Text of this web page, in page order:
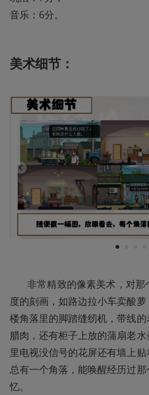
音乐：6分。
美术细节：
1
       非常精致的像素美术，对那个年代的物件进行了高还原
度的刻画，如路边拉小车卖酸
楼角落里的脚踏缝纫机，带线
腊肉，还有柜子上放的蒲扇老
里电视没信号的花屏还有墙上
总有一个角落，能唤醒经历过
忆。